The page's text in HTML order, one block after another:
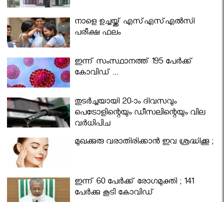
നാളെ ഉച്ചയ്ക്ക് എസ്എസ്എല്‍സി
പരീക്ഷ ഫലം
ഇന്ന് സംസ്ഥാനത്ത് 195 പേര്‍ക്ക്
കോവിഡ് ...
തുടർച്ചയായി 20-ാം ദിവസവും
പെട്രോളിന്റെയും ഡീസലിന്റെയും വില
വര്‍ധിപ്പിച്ചു
മുഖക്കുരു വരാതിരിക്കാന്‍ ഇവ ശ്രദ്ധിക്കൂ ;
ഇന്ന് 60 പേർക്ക് രോഗമുക്തി ; 141
പേര്‍ക്കു കൂടി കോവിഡ്